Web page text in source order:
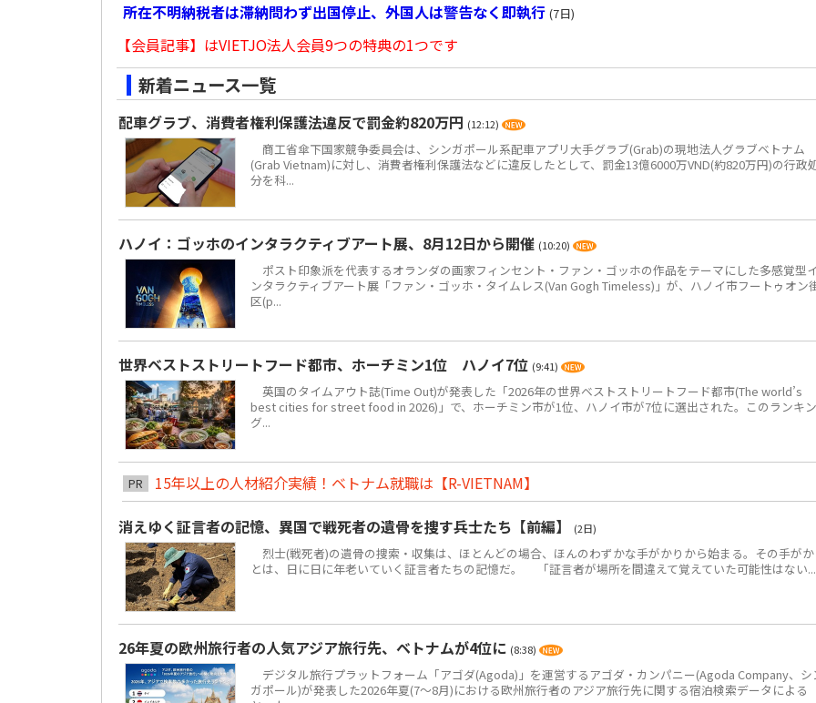
所在不明納税者は滞納問わず出国停止、外国人は警告なく即執行 (7日)
【会員記事】はVIETJO法人会員9つの特典の1つです
新着ニュース一覧
配車グラブ、消費者権利保護法違反で罰金約820万円 (12:12)
商工省傘下国家競争委員会は、シンガポール系配車アプリ大手グラブ(Grab)の現地法人グラブベトナム
(Grab Vietnam)に対し、消費者権利保護法などに違反したとして、罰金13億6000万VND(約820万円)の行政
分を科...
ハノイ：ゴッホのインタラクティブアート展、8月12日から開催 (10:20)
ポスト印象派を代表するオランダの画家フィンセント・ファン・ゴッホの作品をテーマにした多感覚型イ
ンタラクティブアート展「ファン・ゴッホ・タイムレス(Van Gogh Timeless)」が、ハノイ市フートゥオン
区(p...
世界ベストストリートフード都市、ホーチミン1位 ハノイ7位 (9:41)
英国のタイムアウト誌(Time Out)が発表した「2026年の世界ベストストリートフード都市(The world’s
best cities for street food in 2026)」で、ホーチミン市が1位、ハノイ市が7位に選出された。このランキン
グ...
PR
15年以上の人材紹介実績！ベトナム就職は【R-VIETNAM】
消えゆく証言者の記憶、異国で戦死者の遺骨を捜す兵士たち【前編】
(2日)
烈士(戦死者)の遺骨の捜索・収集は、ほとんどの場合、ほんのわずかな手がかりから始まる。その手がか
とは、日に日に年老いていく証言者たちの記憶だ。 「証言者が場所を間違えて覚えていた可能性はない...
26年夏の欧州旅行者の人気アジア旅行先、ベトナムが4位に (8:38)
デジタル旅行プラットフォーム「アゴダ(Agoda)」を運営するアゴダ・カンパニー(Agoda Company、シ
ガポール)が発表した2026年夏(7～8月)における欧州旅行者のアジア旅行先に関する宿泊検索データによる